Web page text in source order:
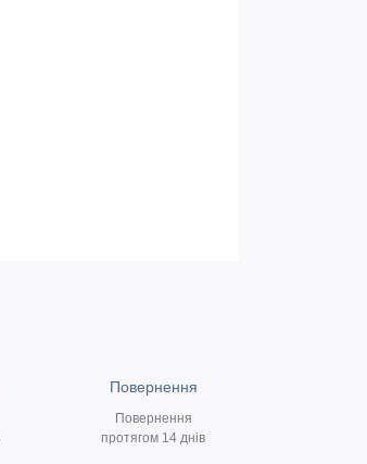
Повернення
Повернення
протягом 14 днів